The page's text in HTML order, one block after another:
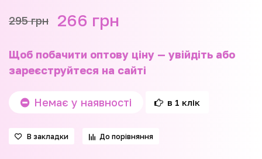
295 грн 266 грн
Щоб побачити оптову ціну — увійдіть або
зареєструйтеся на сайті
Немає у наявності в 1 клік
В закладки До порівняння